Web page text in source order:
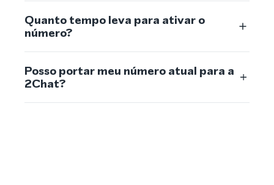
Quanto tempo leva para ativar o
número?
Posso portar meu número atual para a
2Chat?